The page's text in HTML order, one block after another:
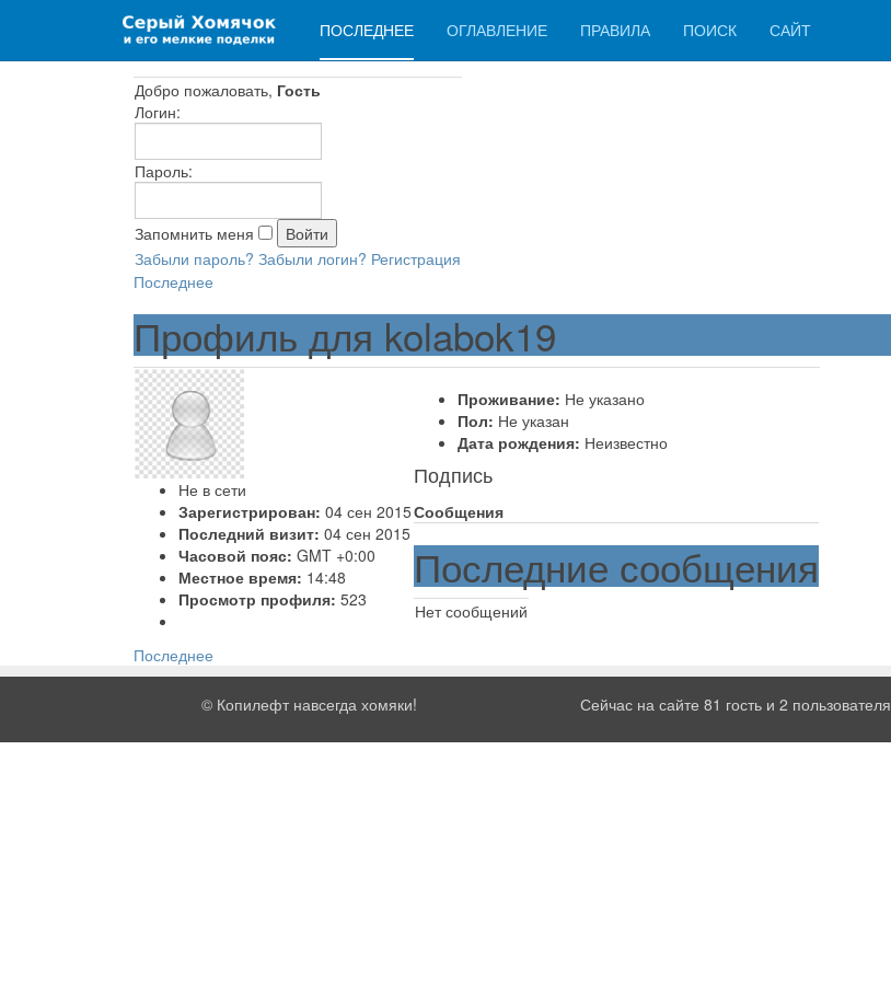
ПОСЛЕДНЕЕ ОГЛАВЛЕНИЕ ПРАВИЛА ПОИСК САЙТ
Добро пожаловать, Гость
Логин:
Пароль:
Запомнить меня
Забыли пароль? Забыли логин? Регистрация
Последнее
Профиль для kolabok19
Не в сети
Зарегистрирован: 04 сен 2015
Последний визит: 04 сен 2015
Часовой пояс: GMT +0:00
Местное время: 14:48
Просмотр профиля: 523
Проживание: Не указано
Пол: Не указан
Дата рождения: Неизвестно
Подпись
Сообщения
Последние сообщения
Нет сообщений
Последнее
© Копилефт навсегда хомяки! Сейчас на сайте 81 гость и 2 пользователя